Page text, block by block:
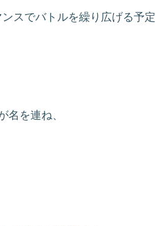
スでバトルを繰り広げる予定
名を連ね、